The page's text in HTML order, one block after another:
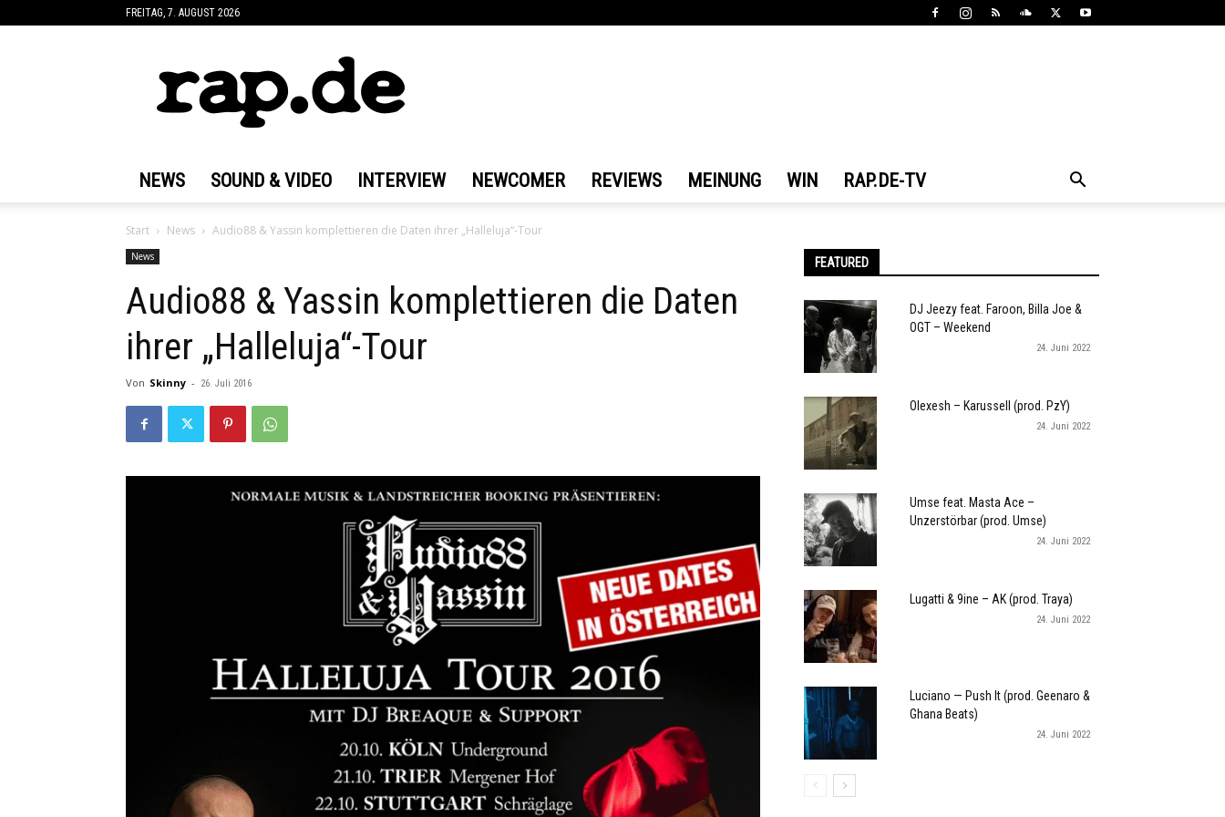
FREITAG, 7. AUGUST 2026
NEWS SOUND & VIDEO INTERVIEW NEWCOMER REVIEWS MEINUNG WIN RAP.DE-TV
Start News Audio88 & Yassin komplettieren die Daten ihrer „Halleluja“-Tour
News
Audio88 & Yassin komplettieren die Daten
ihrer „Halleluja“-Tour
Von Skinny - 26. Juli 2016
FEATURED
DJ Jeezy feat. Faroon, Billa Joe &
OGT – Weekend
24. Juni 2022
Olexesh – Karussell (prod. PzY)
24. Juni 2022
Umse feat. Masta Ace –
Unzerstörbar (prod. Umse)
24. Juni 2022
Lugatti & 9ine – AK (prod. Traya)
24. Juni 2022
Luciano — Push It (prod. Geenaro &
Ghana Beats)
24. Juni 2022